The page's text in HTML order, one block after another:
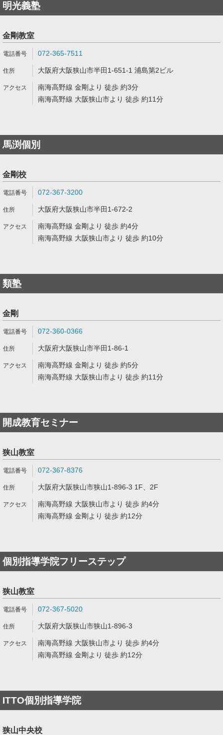
明光義塾
金剛教室
072-365-7511
大阪府大阪狭山市半田1-651-1 浦島第2ビル
南海高野線 金剛より 徒歩 約3分
南海高野線 大阪狭山市より 徒歩 約11分
馬渕個別
金剛校
072-367-3200
大阪府大阪狭山市半田1-672-2
南海高野線 金剛より 徒歩 約4分
南海高野線 大阪狭山市より 徒歩 約10分
類塾
金剛
072-360-0366
大阪府大阪狭山市半田1-86-1
南海高野線 金剛より 徒歩 約5分
南海高野線 大阪狭山市より 徒歩 約11分
開成教育セミナー
狭山教室
072-367-8376
大阪府大阪狭山市狭山1-896-3 1F、2F
南海高野線 大阪狭山市より 徒歩 約4分
南海高野線 金剛より 徒歩 約12分
個別指導学院フリーステップ
狭山教室
072-367-5020
大阪府大阪狭山市狭山1-896-3
南海高野線 大阪狭山市より 徒歩 約4分
南海高野線 金剛より 徒歩 約12分
ITTO個別指導学院
狭山中央校